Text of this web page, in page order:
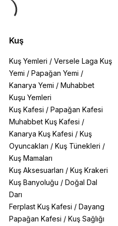
Kuş
Kuş Yemleri / Versele Laga Kuş
Yemi / Papağan Yemi /
Kanarya Yemi / Muhabbet
Kuşu Yemleri
Kuş Kafesi / Papağan Kafesi
Muhabbet Kuş Kafesi /
Kanarya Kuş Kafesi / Kuş
Oyuncakları / Kuş Tünekleri /
Kuş Mamaları
Kuş Aksesuarları / Kuş Krakeri
Kuş Banyoluğu / Doğal Dal
Darı
Ferplast Kuş Kafesi / Dayang
Papağan Kafesi / Kuş Sağlığı